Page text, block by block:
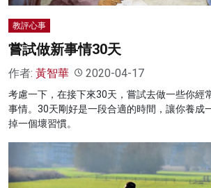
教評心事
嘗試做新事情30天
作者: 黃智華 2020-04-17
考慮一下，在接下來30天，嘗試去做一些你經
事情。30天剛好是一段合適的時間，讓你養成
掉一個壞習慣。